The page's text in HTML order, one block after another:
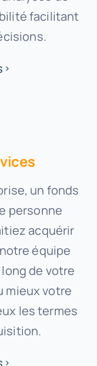
facilitant
un fonds
personne
acquérir
équipe
de votre
mieux votre
les termes